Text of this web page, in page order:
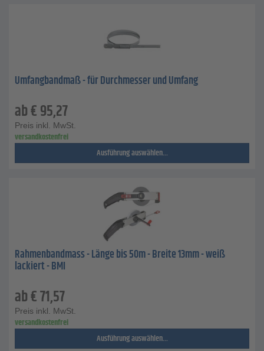
Umfangbandmaß - für Durchmesser und Umfang
ab€95,27
Preis inkl. MwSt.
versandkostenfrei
Ausführung auswählen...
Rahmenbandmass - Länge bis 50m - Breite 13mm - weiß
lackiert - BMI
ab€71,57
Preis inkl. MwSt.
versandkostenfrei
Ausführung auswählen...